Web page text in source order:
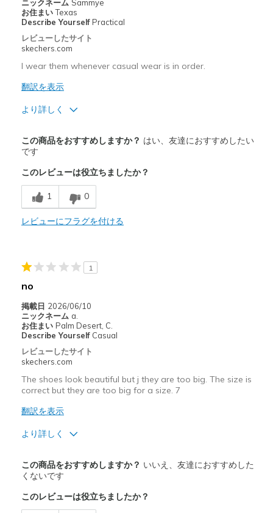
Casual Wear
Going Out
Travel
Width
Sizing
ニックネーム Sammye
お住まい Texas
Describe Yourself Practical
レビューしたサイト
skechers.com
I wear them whenever casual wear is in order.
翻訳を表示
より詳しく
Attractive Design
Breathe Well
Comfortable
Durable
Stylish
以下に最適
Casual Wear
Width
Feels true to width
Sizing
View On Shoes
この商品をおすすめしますか？ はい、友達におすすめしたい
です
このレビューは役立ちましたか？
1 0
レビューにフラグを付ける
1
no
掲載日 2026/06/10
ニックネーム a.
お住まい Palm Desert, C.
Describe Yourself Casual
レビューしたサイト
skechers.com
The shoes look beautiful but j they are too big. The size is
correct but they are too big for a size. 7
翻訳を表示
より詳しく
Attractive Design
以下に最適
この商品をおすすめしますか？ いいえ、友達におすすめした
くないです
このレビューは役立ちましたか？